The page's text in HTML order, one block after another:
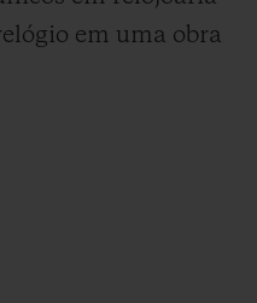
em uma obra